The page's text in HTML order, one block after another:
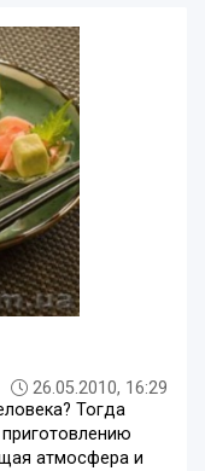
26.05.2010, 16:29
Тогда
атмосфера и